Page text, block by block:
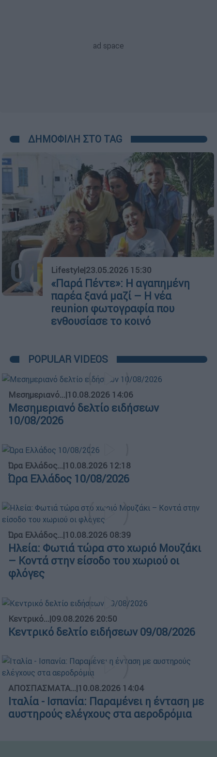
ΔΗΜΟΦΙΛΗ ΣΤΟ TAG
01 Lifestyle|23.05.2026 15:30
«Παρά Πέντε»: Η αγαπημένη
παρέα ξανά μαζί – Η νέα
reunion φωτογραφία που
ενθουσίασε το κοινό
POPULAR VIDEOS
Μεσημεριανό...|10.08.2026 14:06
Μεσημεριανό δελτίο ειδήσεων
10/08/2026
Ώρα Ελλάδος...|10.08.2026 12:18
Ώρα Ελλάδος 10/08/2026
Ώρα Ελλάδος...|10.08.2026 08:39
Ηλεία: Φωτιά τώρα στο χωριό Μουζάκι
– Κοντά στην είσοδο του χωριού οι
φλόγες
Κεντρικό...|09.08.2026 20:50
Κεντρικό δελτίο ειδήσεων 09/08/2026
ΑΠΟΣΠΑΣΜΑΤΑ...|10.08.2026 14:04
Ιταλία - Ισπανία: Παραμένει η ένταση με
αυστηρούς ελέγχους στα αεροδρόμια